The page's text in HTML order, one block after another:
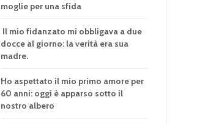
moglie per una sfida
Il mio fidanzato mi obbligava a due
docce al giorno: la verità era sua
madre.
Ho aspettato il mio primo amore per
60 anni: oggi è apparso sotto il
nostro albero